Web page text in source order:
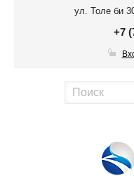
ул. Толе би
+7